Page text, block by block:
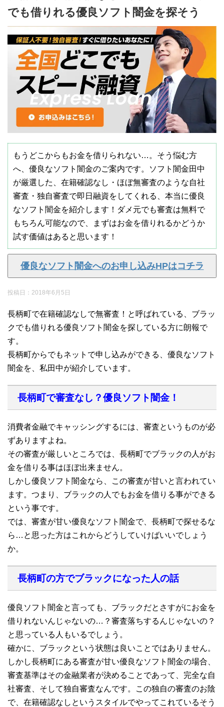
でも借りれる優良ソフト闇金を探そう
もうどこからもお金を借りられない…。そう悩む方
へ、優良なソフト闇金のご案内です。ソフト闇金田中
が厳選した、在籍確認なし・ほぼ無審査のような自社
審査・独自審査で即日融資をしてくれる、本当に優良
なソフト闇金を紹介します！ダメ元でも審査は無料で
もちろん可能なので、まずはお金を借りれるかどうか
試す価値はあると思います！
優良なソフト闇金へのお申し込みHPはコチラ
投稿日： 2018年6月5日
長柄町で在籍確認なしで無審査！と呼ばれている、ブラッ
クでも借りれる優良ソフト闇金を探している方に朗報で
す。
長柄町からでもネットで申し込みができる、優良なソフト
闇金を、私田中が紹介しています。
長柄町で審査なし？優良ソフト闇金！
消費者金融でキャッシングするには、審査というものが必
ずありますよね。
その審査が厳しいところでは、長柄町でブラックの人がお
金を借りる事はほぼ出来ません。
しかし優良ソフト闇金なら、この審査が甘いと言われてい
ます。つまり、ブラックの人でもお金を借りる事ができる
という事です。
では、審査が甘い優良なソフト闇金で、長柄町で探せるな
ら…と思った方はこれからどうしていけばいいでしょう
か。
長柄町の方でブラックになった人の話
優良ソフト闇金と言っても、ブラックだとさすがにお金を
借りれないんじゃないの…？審査落ちするんじゃないの？
と思っている人もいるでしょう。
確かに、ブラックという状態は良いことではありません。
しかし長柄町にある審査が甘い優良なソフト闇金の場合、
審査基準はその金融業者が決めることであって、完全な自
社審査、そして独自審査なんです。この独自の審査のお陰
で、在籍確認なしというスタイルでやってこれているそう